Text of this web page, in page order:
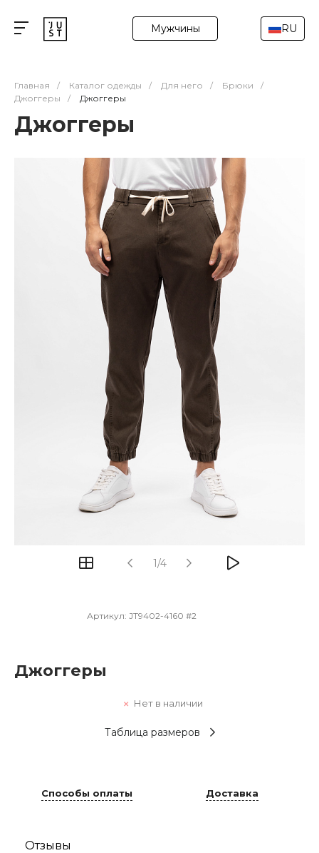
Мужчины RU
Главная / Каталог одежды / Для него / Брюки
/
Джоггеры
/ Джоггеры
Джоггеры
1/4
Артикул: JT9402-4160 #2
Джоггеры
Нет в наличии
Таблица размеров
Способы оплаты Доставка
Отзывы